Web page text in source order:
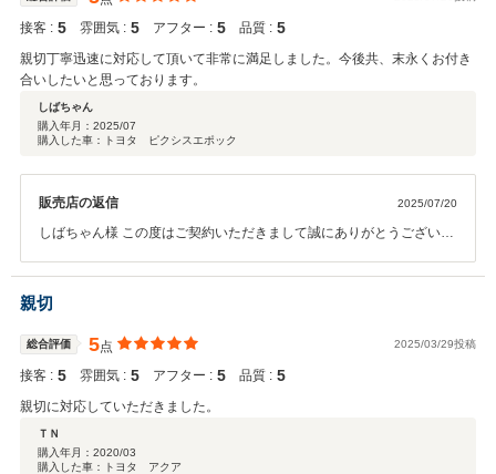
接客 : 5 雰囲気 : 5 アフター : 5 品質 : 5
親切丁寧迅速に対応して頂いて非常に満足しました。今後共、末永くお付き
合いしたいと思っております。
しばちゃん
購入年月： 2025/07
購入した車：トヨタ ピクシスエポック
販売店の返信 2025/07/20
しばちゃん様 この度はご契約いただきまして誠にありがとうございま
感謝しております。 何かお困りの際はぜひお気軽にお立ち寄りくださ
い。 今後とも、どうぞ宜しくお願い致します。
親切
総合評価 5点 2025/03/29投稿
接客 : 5 雰囲気 : 5 アフター : 5 品質 : 5
親切に対応していただきました。
ＴＮ
購入年月： 2020/03
購入した車：トヨタ アクア